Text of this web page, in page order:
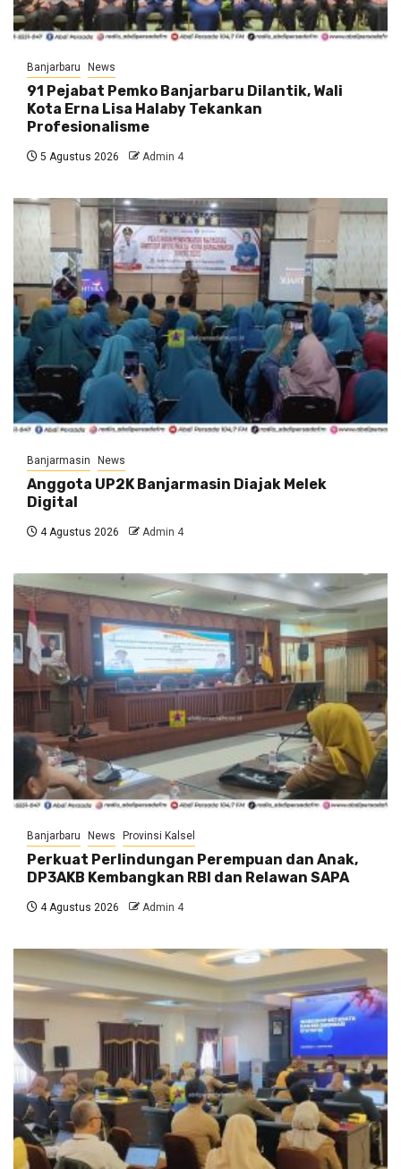
Banjarbaru News
91 Pejabat Pemko Banjarbaru Dilantik, Wali
Kota Erna Lisa Halaby Tekankan
Profesionalisme
5 Agustus 2026 Admin 4
Banjarmasin News
Anggota UP2K Banjarmasin Diajak Melek
Digital
4 Agustus 2026 Admin 4
Banjarbaru News Provinsi Kalsel
Perkuat Perlindungan Perempuan dan Anak,
DP3AKB Kembangkan RBI dan Relawan SAPA
4 Agustus 2026 Admin 4